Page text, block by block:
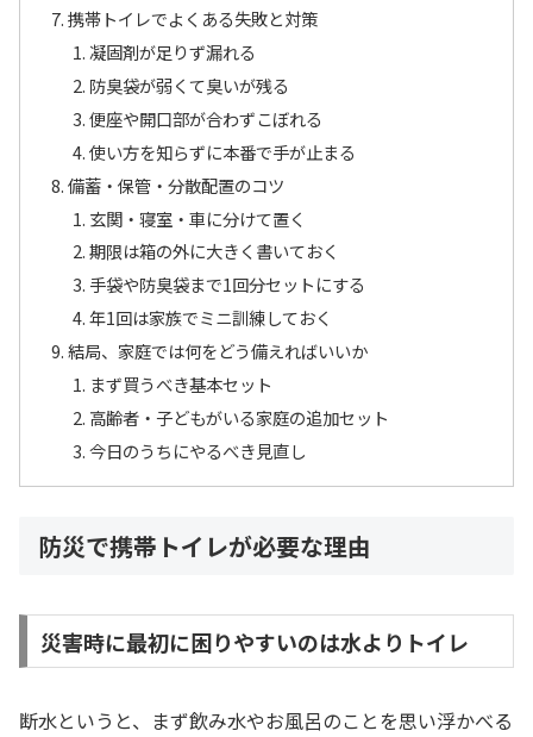
携帯トイレでよくある失敗と対策
凝固剤が足りず漏れる
防臭袋が弱くて臭いが残る
便座や開口部が合わずこぼれる
使い方を知らずに本番で手が止まる
備蓄・保管・分散配置のコツ
玄関・寝室・車に分けて置く
期限は箱の外に大きく書いておく
手袋や防臭袋まで1回分セットにする
年1回は家族でミニ訓練しておく
結局、家庭では何をどう備えればいいか
まず買うべき基本セット
高齢者・子どもがいる家庭の追加セット
今日のうちにやるべき見直し
防災で携帯トイレが必要な理由
災害時に最初に困りやすいのは水よりトイレ
断水というと、まず飲み水やお風呂のことを思い浮かべる